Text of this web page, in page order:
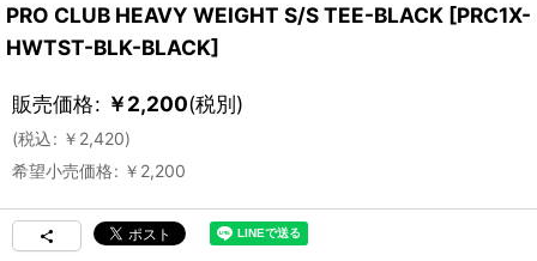
PRO CLUB HEAVY WEIGHT S/S TEE-BLACK [PRC1X-
HWTST-BLK-BLACK]
販売価格: ￥2,200(税別)
(税込: ￥ 2,420)
希望小売価格: ￥ 2,200